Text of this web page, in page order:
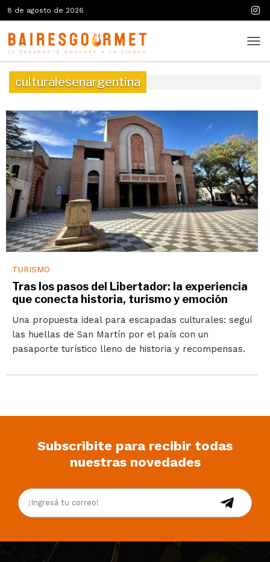
8 de agosto de 2026
culturalesenargentina
TURISMO
Tras los pasos del Libertador: la experiencia
que conecta historia, turismo y emoción
Una propuesta ideal para escapadas culturales: seguí
las huellas de San Martín por el país con un
pasaporte turístico lleno de historia y recompensas.
Subscribite para recibir todas
nuestras novedades